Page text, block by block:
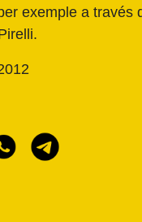
exemple a través